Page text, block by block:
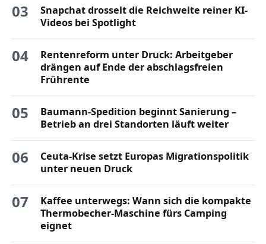
03
Snapchat drosselt die Reichweite reiner KI-
Videos bei Spotlight
04
Rentenreform unter Druck: Arbeitgeber
drängen auf Ende der abschlagsfreien
Frührente
05
Baumann-Spedition beginnt Sanierung –
Betrieb an drei Standorten läuft weiter
06
Ceuta-Krise setzt Europas Migrationspolitik
unter neuen Druck
07
Kaffee unterwegs: Wann sich die kompakte
Thermobecher-Maschine fürs Camping
eignet